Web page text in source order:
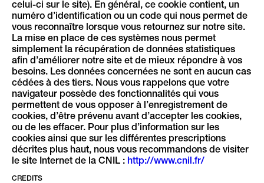
celui-ci sur le site). En général, ce cookie contient, un
numéro d’identification ou un code qui nous permet de
vous reconnaître lorsque vous retournez sur notre site.
La mise en place de ces systèmes nous permet
simplement la récupération de données statistiques
afin d’améliorer notre site et de mieux répondre à vos
besoins. Les données concernées ne sont en aucun cas
cédées à des tiers. Nous vous rappelons que votre
navigateur possède des fonctionnalités qui vous
permettent de vous opposer à l’enregistrement de
cookies, d’être prévenu avant d’accepter les cookies,
ou de les effacer. Pour plus d’information sur les
cookies ainsi que sur les différentes prescriptions
décrites plus haut, nous vous recommandons de visiter
le site Internet de la CNIL : http://www.cnil.fr/
CREDITS